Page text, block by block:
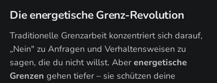
Die energetische Grenz-Revolution
Traditionelle Grenzarbeit konzentriert sich darauf,
„Nein" zu Anfragen und Verhaltensweisen zu
sagen, die du nicht willst. Aberenergetische
Grenzen gehen tiefer – sie schützen deine